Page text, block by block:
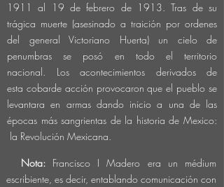
1911 al 19 de febrero de 1913. Tras de su
trágica muerte (asesinado a traición por ordenes
del general Victoriano Huerta) un cielo de
penumbras se posó en todo el territorio
nacional. Los acontecimientos derivados de
esta cobarde acción provocaron que el pueblo se
levantara en armas dando inicio a una de las
épocas más sangrientas de la historia de Mexico:
la Revolución Mexicana.
Nota:Francisco I Madero era un médium
escribiente, es decir, entablando comunicación con